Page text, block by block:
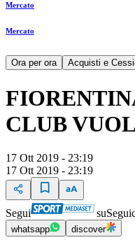
Mercato
Mercato
Ora per ora Acquisti e
CLUB
17 Ott 2019 - 23:19
17 Ott 2019 - 23:19
Segui su
whatsapp discover